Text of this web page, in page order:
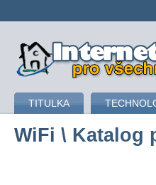
připojení k
TITULKA
WiFi \ Katalog